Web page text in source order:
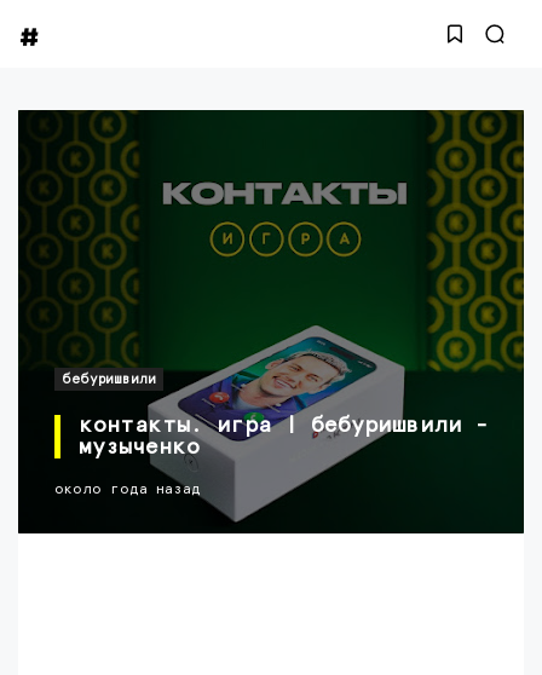
бебуришвили
контакты. игра | бебуришвили -
музыченко
около года назад